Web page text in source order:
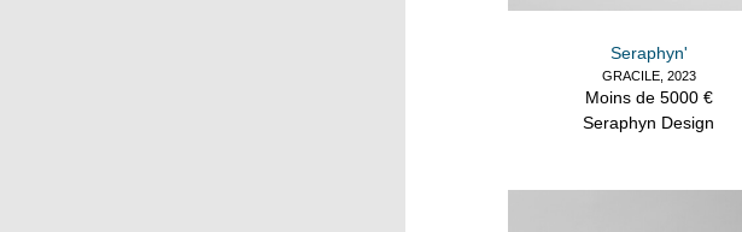
Seraphyn'
GRACILE, 2023
Moins de 5000 €
Seraphyn Design